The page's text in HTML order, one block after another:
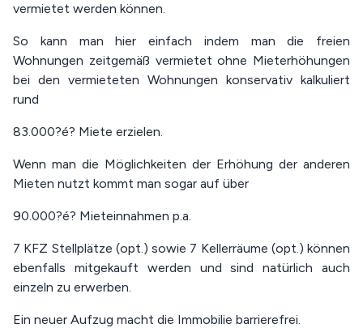
vermietet werden können.
So kann man hier einfach indem man die freien
Wohnungen zeitgemäß vermietet ohne Mieterhöhungen
bei den vermieteten Wohnungen konservativ kalkuliert
rund
83.000?é? Miete erzielen.
Wenn man die Möglichkeiten der Erhöhung der anderen
Mieten nutzt kommt man sogar auf über
90.000?é? Mieteinnahmen p.a.
7 KFZ Stellplätze (opt.) sowie 7 Kellerräume (opt.) können
ebenfalls mitgekauft werden und sind natürlich auch
einzeln zu erwerben.
Ein neuer Aufzug macht die Immobilie barrierefrei.